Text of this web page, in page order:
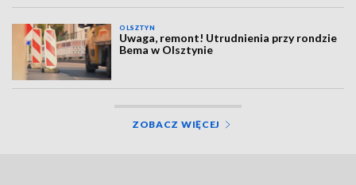
OLSZTYN
Uwaga, remont! Utrudnienia przy rondzie
Bema w Olsztynie
ZOBACZ WIĘCEJ